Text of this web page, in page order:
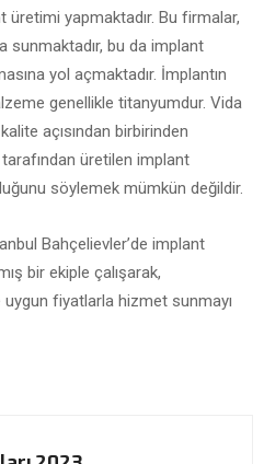
yapmaktadır. Bu firmalar,
sunmaktadır, bu da implant
yol açmaktadır. İmplantın
genellikle titanyumdur. Vida
açısından birbirinden
üretilen implant
söylemek mümkün değildir.
Bahçelievler’de implant
bir ekiple çalışarak,
uygun fiyatlarla hizmet sunmayı